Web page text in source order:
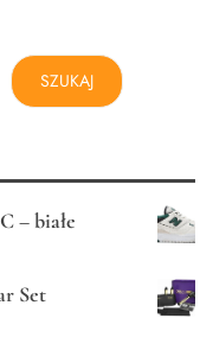
SZUKAJ
– białe
Set